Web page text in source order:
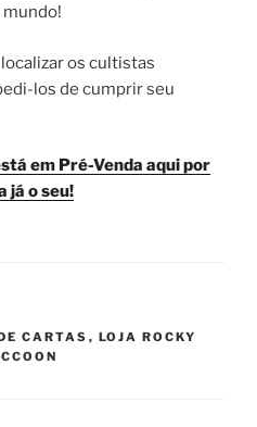
os cultistas
los de cumprir seu
em Pré-Venda aqui por
já o seu!
CARTAS , LOJA ROCKY